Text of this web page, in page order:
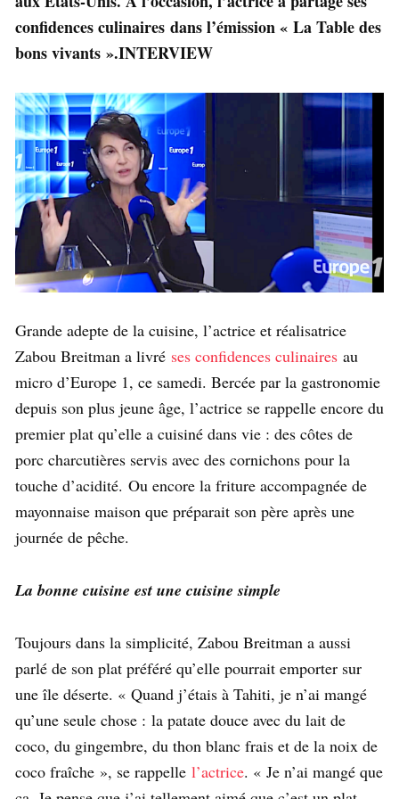
confidences culinaires dans l’émission « La Table des
bons vivants ».INTERVIEW
Grande adepte de la cuisine, l’actrice et réalisatrice
Zabou Breitman a livré ses confidences culinaires au
micro d’Europe 1, ce samedi. Bercée par la gastronomie
depuis son plus jeune âge, l’actrice se rappelle encore du
premier plat qu’elle a cuisiné dans vie : des côtes de
porc charcutières servis avec des cornichons pour la
touche d’acidité. Ou encore la friture accompagnée de
mayonnaise maison que préparait son père après une
journée de pêche.
La bonne cuisine est une cuisine simple
Toujours dans la simplicité, Zabou Breitman a aussi
parlé de son plat préféré qu’elle pourrait emporter sur
une île déserte. « Quand j’étais à Tahiti, je n’ai mangé
qu’une seule chose : la patate douce avec du lait de
coco, du gingembre, du thon blanc frais et de la noix de
coco fraîche », se rappelle l’actrice. « Je n’ai mangé que